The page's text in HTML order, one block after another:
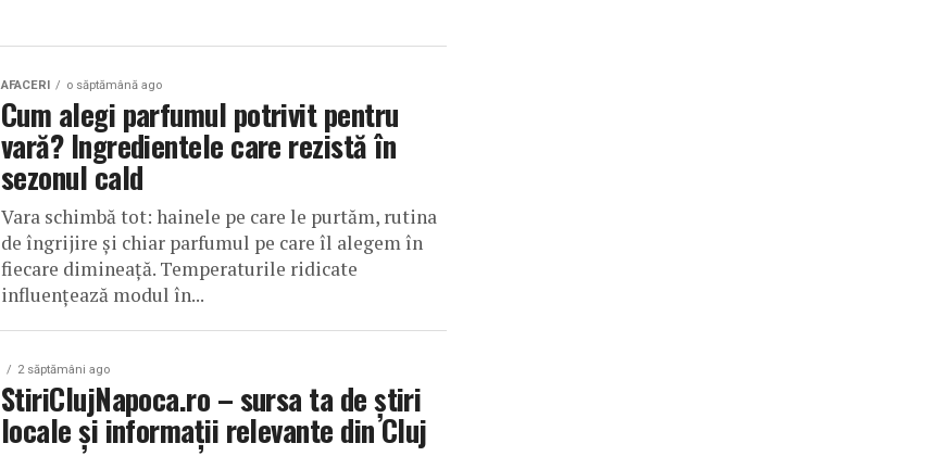
AFACERI o săptămână ago
Cum alegi parfumul potrivit pentru
vară? Ingredientele care rezistă în
sezonul cald
Vara schimbă tot: hainele pe care le purtăm, rutina
de îngrijire și chiar parfumul pe care îl alegem în
fiecare dimineață. Temperaturile ridicate
influențează modul în...
2 săptămâni ago
StiriClujNapoca.ro – sursa ta de știri
locale și informații relevante din Cluj